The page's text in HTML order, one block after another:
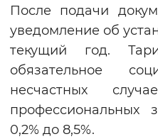
После подачи
уведомление об
текущий год.
обязательное
несчастных
профессиональных
0,2% до 8,5%.